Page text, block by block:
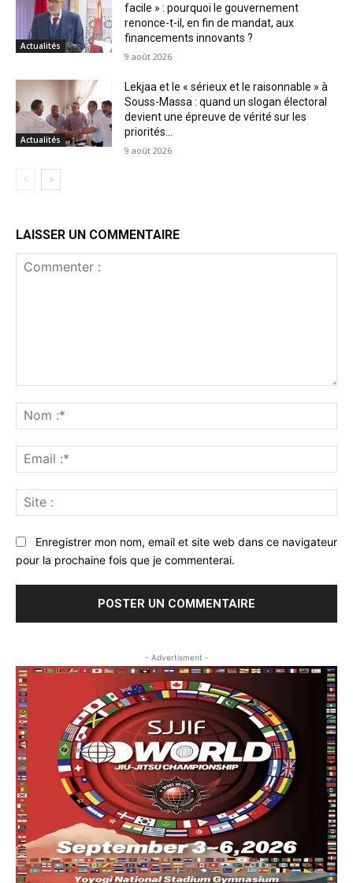
Actualités
facile » : pourquoi le gouvernement
renonce-t-il, en fin de mandat, aux
financements innovants ?
9 août 2026
Actualités
Lekjaa et le « sérieux et le raisonnable » à
Souss-Massa : quand un slogan électoral
devient une épreuve de vérité sur les
priorités...
9 août 2026
LAISSER UN COMMENTAIRE
:*
:*
:
Enregistrer mon nom, email et site web dans ce navigateur
pour la prochaine fois que je commenterai.
- Advertisment -